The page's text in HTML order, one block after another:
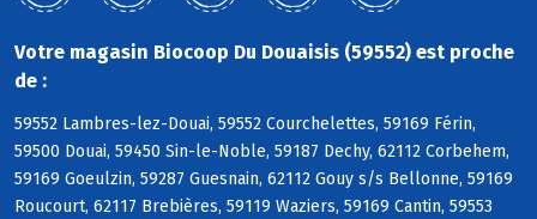
Votre magasin Biocoop Du Douaisis (59552) est proche
de :
59552 Lambres-lez-Douai, 59552 Courchelettes, 59169 Férin,
59500 Douai, 59450 Sin-le-Noble, 59187 Dechy, 62112 Corbehem,
59169 Goeulzin, 59287 Guesnain, 62112 Gouy s/s Bellonne, 59169
Roucourt, 62117 Brebières, 59119 Waziers, 59169 Cantin, 59553